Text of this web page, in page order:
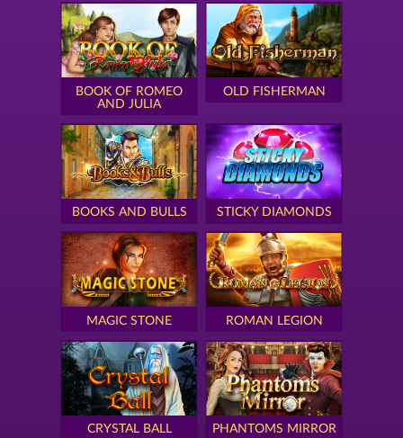
BOOK OF ROMEO
AND JULIA
OLD FISHERMAN
BOOKS AND BULLS STICKY DIAMONDS
MAGIC STONE ROMAN LEGION
CRYSTAL BALL PHANTOMS MIRROR